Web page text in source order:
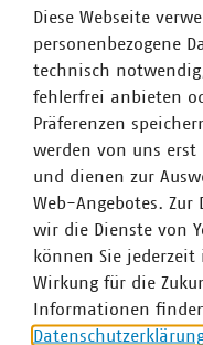
VKU-Bereiche
Diese Webseite
personenbezogene
technisch
fehlerfrei anbieten
Präferenzen
werden von uns
und dienen zur
Web-Angebotes. Zur
wir die Dienste von
können Sie
Wirkung für die
Informationen